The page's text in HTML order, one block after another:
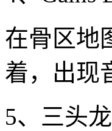
在骨区地
着，出现
5、三头龙